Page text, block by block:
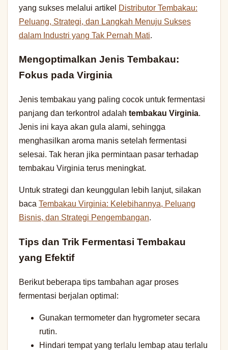
yang sukses melalui artikel Distributor Tembakau:
Peluang, Strategi, dan Langkah Menuju Sukses
dalam Industri yang Tak Pernah Mati.
Mengoptimalkan Jenis Tembakau:
Fokus pada Virginia
Jenis tembakau yang paling cocok untuk fermentasi
panjang dan terkontrol adalah tembakau Virginia.
Jenis ini kaya akan gula alami, sehingga
menghasilkan aroma manis setelah fermentasi
selesai. Tak heran jika permintaan pasar terhadap
tembakau Virginia terus meningkat.
Untuk strategi dan keunggulan lebih lanjut, silakan
baca Tembakau Virginia: Kelebihannya, Peluang
Bisnis, dan Strategi Pengembangan.
Tips dan Trik Fermentasi Tembakau
yang Efektif
Berikut beberapa tips tambahan agar proses
fermentasi berjalan optimal:
Gunakan termometer dan hygrometer secara
rutin.
Hindari tempat yang terlalu lembap atau terlalu